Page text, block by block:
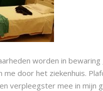
worden in
door het ziekenhuis.
verpleegster mee in mijn